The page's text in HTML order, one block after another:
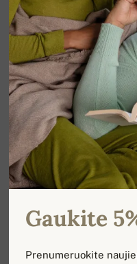
Gaukite
Prenumeruokite